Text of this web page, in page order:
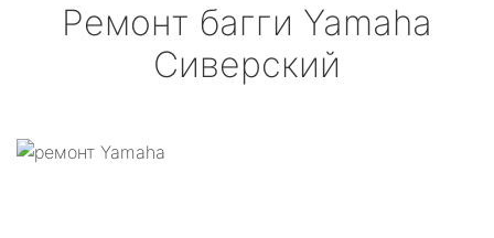
Ремонт багги Yamaha
Сиверский